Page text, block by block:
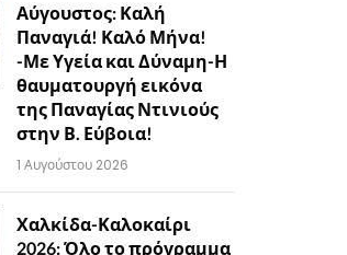
Αύγουστος: Καλή
Παναγιά! Καλό Μήνα!
-Με Υγεία και Δύναμη-Η
θαυματουργή εικόνα
της Παναγίας Ντινιούς
στην Β. Εύβοια!
1 Αυγούστου 2026
Χαλκίδα-Καλοκαίρι
2026: Όλο το πρόγραμμα